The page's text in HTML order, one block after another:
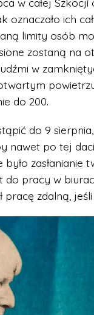
ich
limity osób
zostaną na
w
do 200.
do 9
nawet po tej
zasłanianie
do pracy w
pracę zdalną,